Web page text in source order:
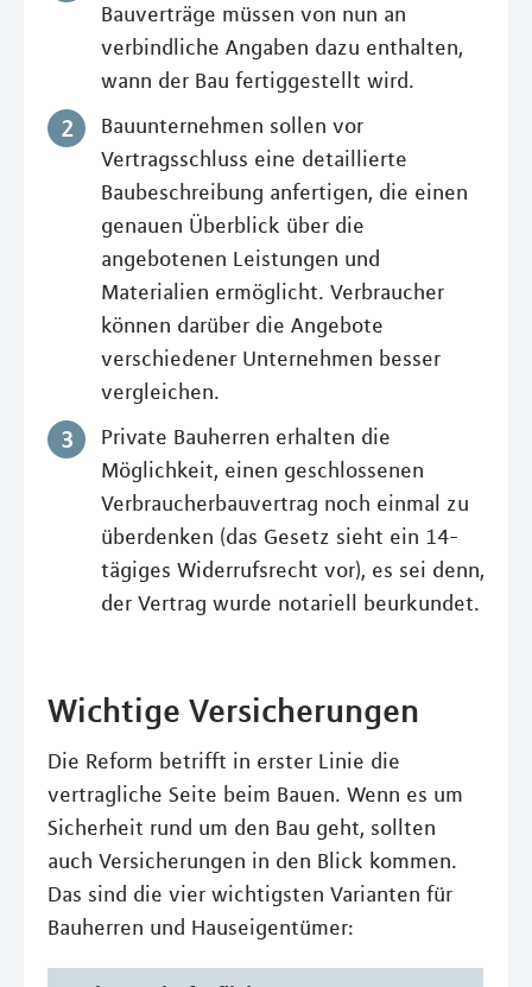
Bauverträge müssen von nun an
verbindliche Angaben dazu enthalten,
wann der Bau fertiggestellt wird.
Bauunternehmen sollen vor
Vertragsschluss eine detaillierte
Baubeschreibung anfertigen, die einen
genauen Überblick über die
angebotenen Leistungen und
Materialien ermöglicht. Verbraucher
können darüber die Angebote
verschiedener Unternehmen besser
vergleichen.
Private Bauherren erhalten die
Möglichkeit, einen geschlossenen
Verbraucherbauvertrag noch einmal zu
überdenken (das Gesetz sieht ein 14-
tägiges Widerrufsrecht vor), es sei denn,
der Vertrag wurde notariell beurkundet.
Wichtige Versicherungen
Die Reform betrifft in erster Linie die
vertragliche Seite beim Bauen. Wenn es um
Sicherheit rund um den Bau geht, sollten
auch Versicherungen in den Blick kommen.
Das sind die vier wichtigsten Varianten für
Bauherren und Hauseigentümer: